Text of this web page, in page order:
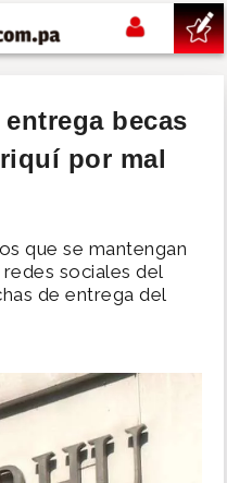
becas
por mal
que se mantengan
sociales del
de entrega del